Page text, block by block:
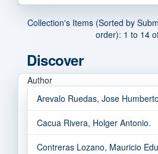
Collection's Items (Sorted by
order): 1 to 14
Discover
Author
Arevalo Ruedas, Jose
Cacua Rivera, Holger Antonio.
Contreras Lozano, Mauricio